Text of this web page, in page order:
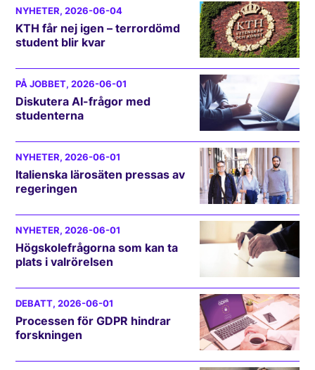
NYHETER, 2026-06-04
KTH får nej igen – terrordömd
student blir kvar
PÅ JOBBET, 2026-06-01
Diskutera AI-frågor med
studenterna
NYHETER, 2026-06-01
Italienska lärosäten pressas av
regeringen
NYHETER, 2026-06-01
Högskolefrågorna som kan ta
plats i valrörelsen
DEBATT, 2026-06-01
Processen för GDPR hindrar
forskningen